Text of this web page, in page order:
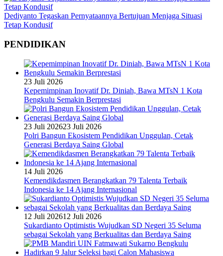
Dediyanto Tegaskan Pernyataannya Bertujuan Menjaga Situasi
Tetap Kondusif
PENDIDIKAN
23 Juli 2026
Kepemimpinan Inovatif Dr. Diniah, Bawa MTsN 1 Kota
Bengkulu Semakin Berprestasi
23 Juli 202623 Juli 2026
Polri Bangun Ekosistem Pendidikan Unggulan, Cetak
Generasi Berdaya Saing Global
14 Juli 2026
Kemendikdasmen Berangkatkan 79 Talenta Terbaik
Indonesia ke 14 Ajang Internasional
12 Juli 202612 Juli 2026
Sukardianto Optimistis Wujudkan SD Negeri 35 Seluma
sebagai Sekolah yang Berkualitas dan Berdaya Saing